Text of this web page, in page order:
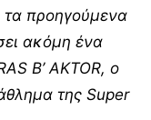
προηγούμενα
ακόμη ένα
B’ AKTOR, ο
της Super